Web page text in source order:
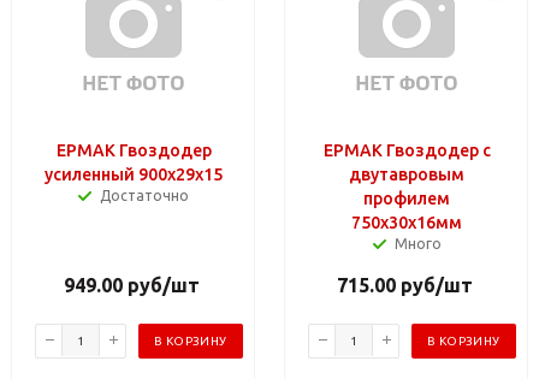
ЕРМАК Гвоздодер
усиленный 900х29х15
Достаточно
949.00руб/шт
В КОРЗИНУ
ЕРМАК Гвоздодер с
двутавровым
профилем
750х30х16мм
Много
715.00руб/шт
В КОРЗИНУ